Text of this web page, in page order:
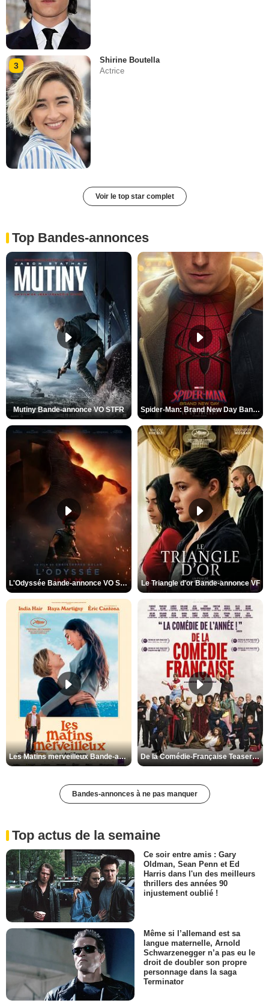
3
Shirine Boutella
Actrice
Voir le top star complet
Top Bandes-annonces
Mutiny Bande-annonce VO STFR Spider-Man: Brand New Day Bande-annonce VO STFR
L'Odyssée Bande-annonce VO STFR Le Triangle d'or Bande-annonce VF
Les Matins merveilleux Bande-annonce VF De la Comédie-Française Teaser VF
Bandes-annonces à ne pas manquer
Top actus de la semaine
Ce soir entre amis : Gary
Oldman, Sean Penn et Ed
Harris dans l'un des meilleurs
thrillers des années 90
injustement oublié !
Même si l’allemand est sa
langue maternelle, Arnold
Schwarzenegger n’a pas eu le
droit de doubler son propre
personnage dans la saga
Terminator